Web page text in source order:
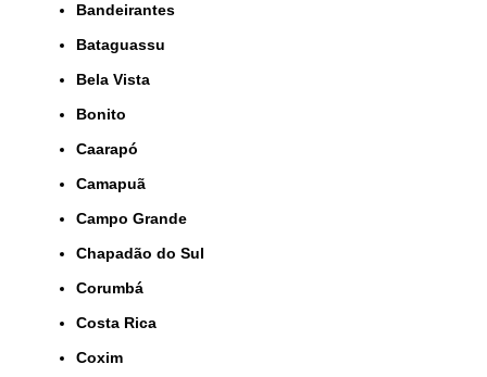
Bandeirantes
Bataguassu
Bela Vista
Bonito
Caarapó
Camapuã
Campo Grande
Chapadão do Sul
Corumbá
Costa Rica
Coxim